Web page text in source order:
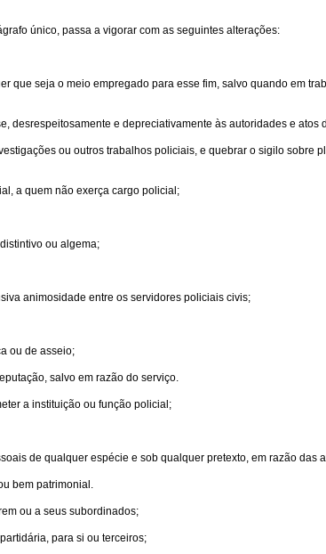
único, passa a vigorar com as seguintes alterações:
que seja o meio empregado para esse fim, salvo quando em
desrespeitosamente e depreciativamente às autoridades e
ou outros trabalhos policiais, e quebrar o sigilo sobre
a quem não exerça cargo policial;
ou algema;
animosidade entre os servidores policiais civis;
ou de asseio;
salvo em razão do serviço.
a instituição ou função policial;
de qualquer espécie e sob qualquer pretexto, em razão das
bem patrimonial.
ou a seus subordinados;
para si ou terceiros;